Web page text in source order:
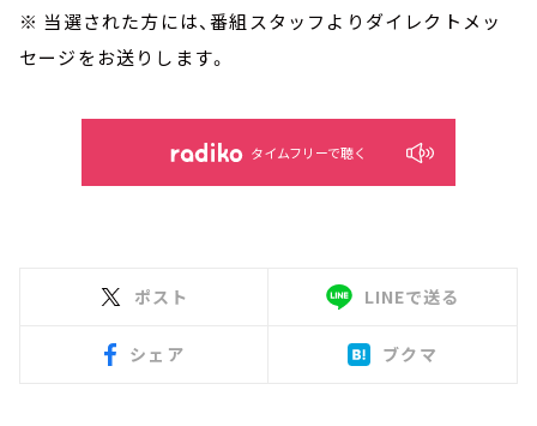
※ 当選された方には、番組スタッフよりダイレクトメッ
セージをお送りします。
タイムフリーで聴く
ポスト LINEで送る
シェア ブクマ